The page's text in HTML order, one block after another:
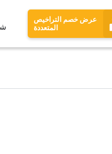
عرض خصم التراخيص
المتعددة